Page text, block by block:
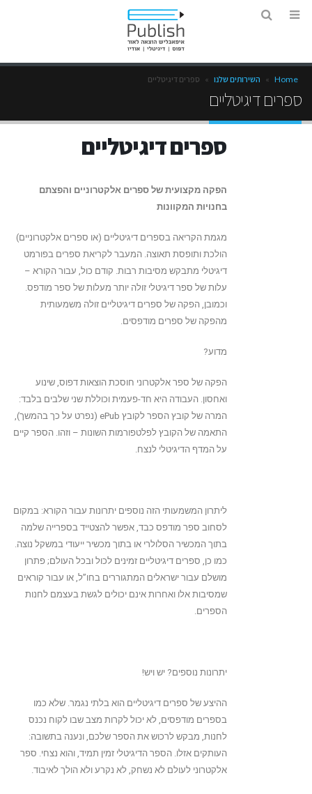
Home
» השירותים שלנו » ספרים דיגיטליים
ספרים דיגיטליים
ספרים דיגיטליים
הפקה מקצועית של ספרים אלקטרוניים והפצתם
בחנויות המקוונות
מגמת הקריאה בספרים דיגיטליים (או ספרים אלקטרוניים)
הולכת ותופסת תאוצה. המעבר לקריאת ספרים בפורמט
דיגיטלי מתבקש מסיבות רבות. קודם כול, עבור הקורא –
עלות של ספר דיגיטלי זולה יותר מעלות של ספר מודפס.
וכמובן, הפקה של ספרים דיגיטליים זולה משמעותית
מהפקה של ספרים מודפסים.
מדוע?
הפקה של ספר אלקטרוני חוסכת הוצאות דפוס, שינוע
ואחסון. העבודה היא חד-פעמית וכוללת שני שלבים בלבד:
המרה של קובץ הספר לקובץ ePub (נפרט על כך בהמשך),
התאמה של הקובץ לפלטפורמות השונות – וזהו. הספר קיים
על המדף הדיגיטלי לנצח.
ליתרון המשמעותי הזה נוספים יתרונות עבור הקורא: במקום
לסחוב ספר מודפס כבד, אפשר להצטייד בספרייה שלמה
בתוך המכשיר הסלולרי או בתוך מכשיר ייעודי במשקל נוצה.
כמו כן, ספרים דיגיטליים זמינים לכול ובכל העולם; פתרון
מושלם עבור ישראלים המתגוררים בחו”ל, או עבור קוראים
שמסיבות אלו ואחרות אינם יכולים לגשת בעצמם לחנות
הספרים.
יתרונות נוספים? יש ויש!
ההיצע של ספרים דיגיטליים הוא בלתי נגמר. שלא כמו
בספרים מודפסים, לא יכול לקרות מצב שבו לקוח נכנס
לחנות, מבקש לרכוש את הספר שלכם, ונענה בתשובה:
העותקים אזלו. הספר הדיגיטלי זמין תמיד, והוא נצחי. ספר
אלקטרוני לעולם לא נשחק, לא נקרע ולא הולך לאיבוד.